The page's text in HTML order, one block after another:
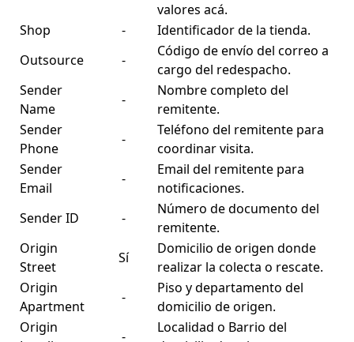
valores acá.
Shop
-
Identificador de la tienda.
Outsource
-
Código de envío del correo a
cargo del redespacho.
Sender
Name
-
Nombre completo del
remitente.
Sender
Phone
-
Teléfono del remitente para
coordinar visita.
Sender
Email
-
Email del remitente para
notificaciones.
Sender ID
-
Número de documento del
remitente.
Origin
Street
Sí
Domicilio de origen donde
realizar la colecta o rescate.
Origin
Apartment
-
Piso y departamento del
domicilio de origen.
Origin
-
Localidad o Barrio del